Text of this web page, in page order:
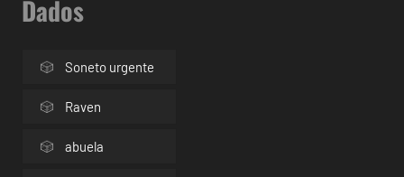
Dados
Soneto urgente
Raven
abuela